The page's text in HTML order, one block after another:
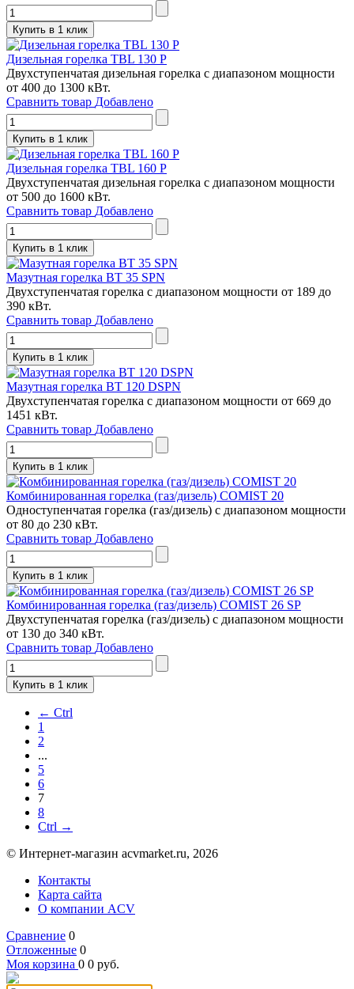
Купить в 1 клик
Дизельная горелка TBL 130 P
Двухступенчатая дизельная горелка с диапазоном мощности
от 400 до 1300 кВт.
Сравнить товар Добавлено
Купить в 1 клик
Дизельная горелка TBL 160 P
Двухступенчатая дизельная горелка с диапазоном мощности
от 500 до 1600 кВт.
Сравнить товар Добавлено
Купить в 1 клик
Мазутная горелка BT 35 SPN
Двухступенчатая горелка с диапазоном мощности от 189 до
390 кВт.
Сравнить товар Добавлено
Купить в 1 клик
Мазутная горелка BT 120 DSPN
Двухступенчатая горелка с диапазоном мощности от 669 до
1451 кВт.
Сравнить товар Добавлено
Купить в 1 клик
Комбинированная горелка (газ/дизель) COMIST 20
Одноступенчатая горелка (газ/дизель) с диапазоном мощности
от 80 до 230 кВт.
Сравнить товар Добавлено
Купить в 1 клик
Комбинированная горелка (газ/дизель) COMIST 26 SP
Двухступенчатая горелка (газ/дизель) с диапазоном мощности
от 130 до 340 кВт.
Сравнить товар Добавлено
Купить в 1 клик
← Ctrl
1
2
...
5
6
7
8
Ctrl →
© Интернет-магазин acvmarket.ru, 2026
Контакты
Карта сайта
О компании ACV
Сравнение 0
Отложенные 0
Моя корзина 0 0 руб.